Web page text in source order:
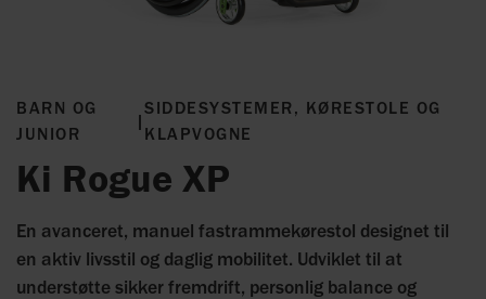
BARN OG
JUNIOR
|
SIDDESYSTEMER, KØRESTOLE OG
KLAPVOGNE
Ki Rogue XP
En avanceret, manuel fastrammekørestol designet til
en aktiv livsstil og daglig mobilitet. Udviklet til at
understøtte sikker fremdrift, personlig balance og